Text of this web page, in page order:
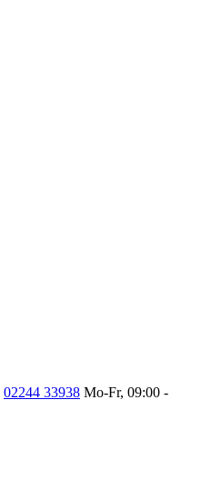
02244 33938 Mo-Fr, 09:00 -